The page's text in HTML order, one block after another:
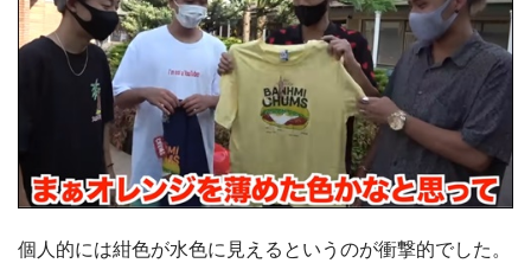
個人的には紺色が水色に見えるというのが衝撃的でした。